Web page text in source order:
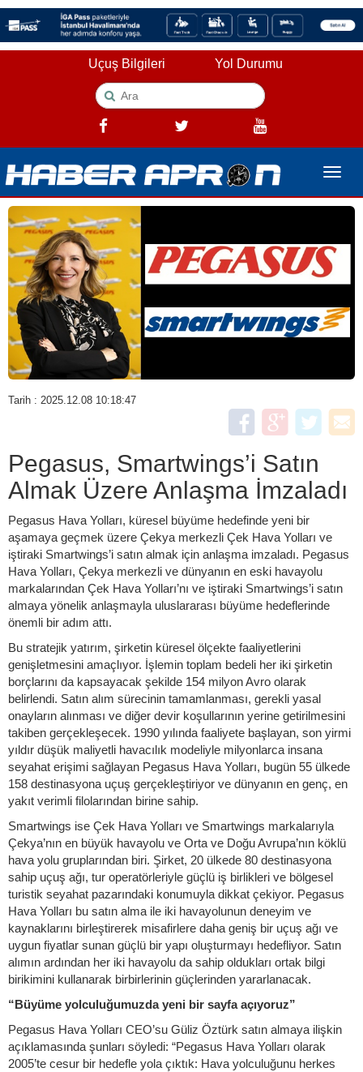
Uçuş Bilgileri Yol Durumu
Toggle
Tarih : 2025.12.08 10:18:47
Pegasus, Smartwings’i Satın
Almak Üzere Anlaşma İmzaladı
Pegasus Hava Yolları, küresel büyüme hedefinde yeni bir
aşamaya geçmek üzere Çekya merkezli Çek Hava Yolları ve
iştiraki Smartwings’i satın almak için anlaşma imzaladı. Pegasus
Hava Yolları, Çekya merkezli ve dünyanın en eski havayolu
markalarından Çek Hava Yolları’nı ve iştiraki Smartwings’i satın
almaya yönelik anlaşmayla uluslararası büyüme hedeflerinde
önemli bir adım attı.
Bu stratejik yatırım, şirketin küresel ölçekte faaliyetlerini
genişletmesini amaçlıyor. İşlemin toplam bedeli her iki şirketin
borçlarını da kapsayacak şekilde 154 milyon Avro olarak
belirlendi. Satın alım sürecinin tamamlanması, gerekli yasal
onayların alınması ve diğer devir koşullarının yerine getirilmesini
takiben gerçekleşecek. 1990 yılında faaliyete başlayan, son yirmi
yıldır düşük maliyetli havacılık modeliyle milyonlarca insana
seyahat erişimi sağlayan Pegasus Hava Yolları, bugün 55 ülkede
158 destinasyona uçuş gerçekleştiriyor ve dünyanın en genç, en
yakıt verimli filolarından birine sahip.
Smartwings ise Çek Hava Yolları ve Smartwings markalarıyla
Çekya’nın en büyük havayolu ve Orta ve Doğu Avrupa’nın köklü
hava yolu gruplarından biri. Şirket, 20 ülkede 80 destinasyona
sahip uçuş ağı, tur operatörleriyle güçlü iş birlikleri ve bölgesel
turistik seyahat pazarındaki konumuyla dikkat çekiyor. Pegasus
Hava Yolları bu satın alma ile iki havayolunun deneyim ve
kaynaklarını birleştirerek misafirlere daha geniş bir uçuş ağı ve
uygun fiyatlar sunan güçlü bir yapı oluşturmayı hedefliyor. Satın
alımın ardından her iki havayolu da sahip oldukları ortak bilgi
birikimini kullanarak birbirlerinin güçlerinden yararlanacak.
“Büyüme yolculuğumuzda yeni bir sayfa açıyoruz”
Pegasus Hava Yolları CEO’su Güliz Öztürk satın almaya ilişkin
açıklamasında şunları söyledi: “Pegasus Hava Yolları olarak
2005’te cesur bir hedefle yola çıktık: Hava yolculuğunu herkes